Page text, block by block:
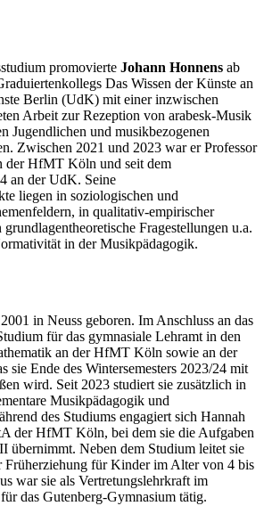
promovierte Johann Honnens ab
Das Wissen der Künste an
Berlin (UdK) mit einer inzwischen
Arbeit zur Rezeption von arabesk-Musik
Jugendlichen und musikbezogenen
Zwischen 2021 und 2023 war er Professor
der HfMT Köln und seit dem
an der UdK. Seine
liegen in soziologischen und
in qualitativ-empirischer
Fragestellungen u.a.
in der Musikpädagogik.
in Neuss geboren. Im Anschluss an das
für das gymnasiale Lehramt in den
an der HfMT Köln sowie an der
sie Ende des Wintersemesters 2023/24 mit
wird. Seit 2023 studiert sie zusätzlich in
Musikpädagogik und
des Studiums engagiert sich Hannah
der HfMT Köln, bei dem sie die Aufgaben
übernimmt. Neben dem Studium leitet sie
Früherziehung für Kinder im Alter von 4 bis
war sie als Vertretungslehrkraft im
das Gutenberg-Gymnasium tätig.